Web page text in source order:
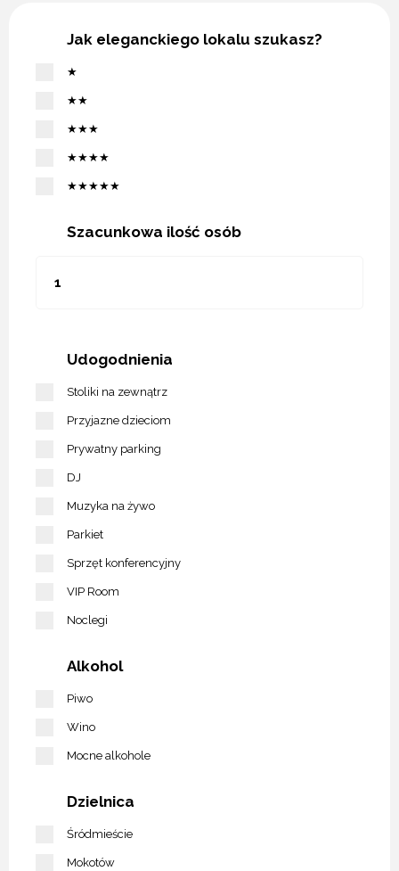
Jak eleganckiego lokalu szukasz?
★
★★
★★★
★★★★
★★★★★
Szacunkowa ilość osób
Udogodnienia
Stoliki na zewnątrz
Przyjazne dzieciom
Prywatny parking
DJ
Muzyka na żywo
Parkiet
Sprzęt konferencyjny
VIP Room
Noclegi
Alkohol
Piwo
Wino
Mocne alkohole
Dzielnica
Śródmieście
Mokotów